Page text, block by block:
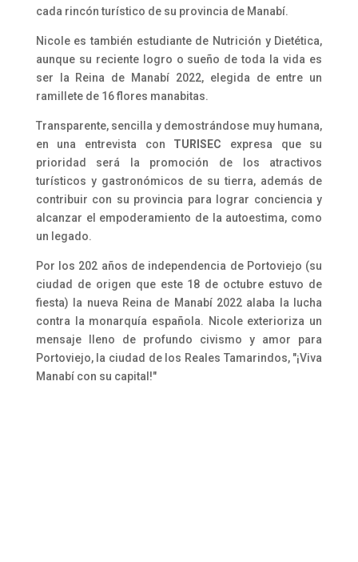
cada rincón turístico de su provincia de Manabí.
Nicole es también estudiante de Nutrición y Dietética,
aunque su reciente logro o sueño de toda la vida es
ser la Reina de Manabí 2022, elegida de entre un
ramillete de 16 flores manabitas.
Transparente, sencilla y demostrándose muy humana,
en una entrevista con TURISEC expresa que su
prioridad será la promoción de los atractivos
turísticos y gastronómicos de su tierra, además de
contribuir con su provincia para lograr conciencia y
alcanzar el empoderamiento de la autoestima, como
un legado.
Por los 202 años de independencia de Portoviejo (su
ciudad de origen que este 18 de octubre estuvo de
fiesta) la nueva Reina de Manabí 2022 alaba la lucha
contra la monarquía española. Nicole exterioriza un
mensaje lleno de profundo civismo y amor para
Portoviejo, la ciudad de los Reales Tamarindos, "¡Viva
Manabí con su capital!"